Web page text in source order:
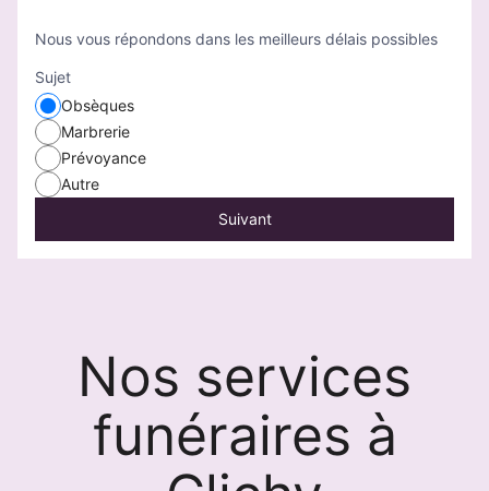
Nous vous répondons dans les meilleurs délais possibles
Sujet
Obsèques
Marbrerie
Prévoyance
Autre
Suivant
Nos services
funéraires à